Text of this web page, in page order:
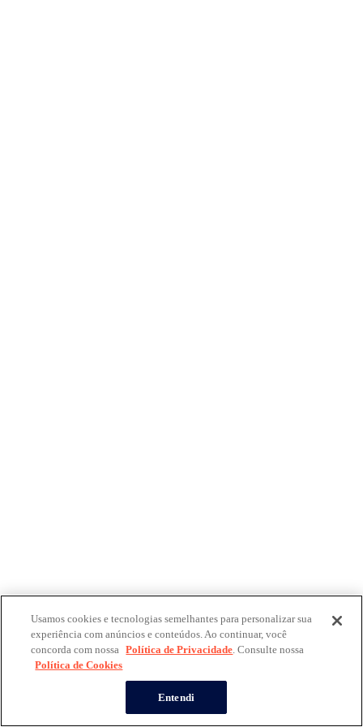
Usamos cookies e tecnologias semelhantes para personalizar sua
experiência com anúncios e conteúdos. Ao continuar, você
concorda com nossa Política de Privacidade. Consulte nossa
Política de Cookies
Entendi